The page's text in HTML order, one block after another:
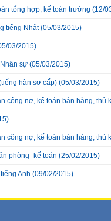
tổng hợp, kế toán trưởng (12/
tiếng Nhật(05/03/2015)
03/2015)
sự (05/03/2015)
hàn sơ cấp) (05/03/2015)
công nợ, kế toán bán hàng, thủ
công nợ, kế toán bán hàng, thủ
phòng- kế toán (25/02/2015)
Anh (09/02/2015)